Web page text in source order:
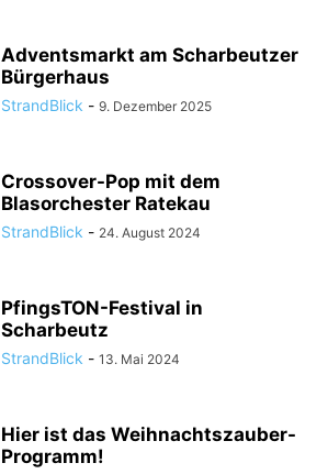
Adventsmarkt am Scharbeutzer
Bürgerhaus
StrandBlick - 9. Dezember 2025
Crossover-Pop mit dem
Blasorchester Ratekau
StrandBlick - 24. August 2024
PfingsTON-Festival in
Scharbeutz
StrandBlick - 13. Mai 2024
Hier ist das Weihnachtszauber-
Programm!